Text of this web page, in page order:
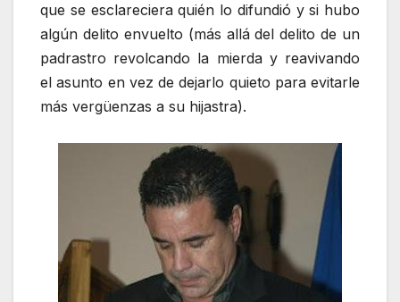
que se esclareciera quién lo difundió y si hubo
algún delito envuelto (más allá del delito de un
padrastro revolcando la mierda y reavivando
el asunto en vez de dejarlo quieto para evitarle
más vergüenzas a su hijastra).